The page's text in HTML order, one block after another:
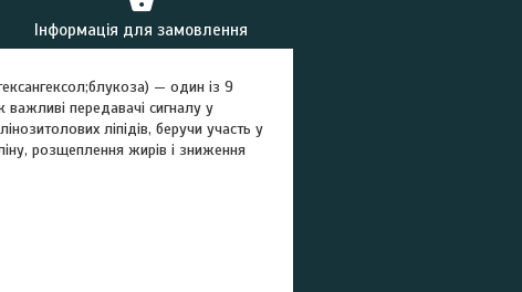
Інформація для замовлення
— один із 9
важливі передавачі сигналу у
ліпідів, беручи участь у
розщеплення жирів і зниження